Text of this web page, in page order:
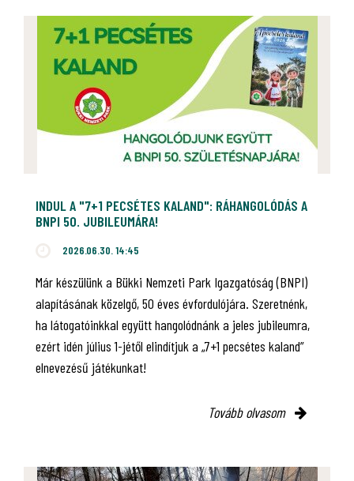
INDUL A "7+1 PECSÉTES KALAND": RÁHANGOLÓDÁS A
BNPI 50. JUBILEUMÁRA!
2026.06.30. 14:45
Már készülünk a Bükki Nemzeti Park Igazgatóság (BNPI)
alapításának közelgő, 50 éves évfordulójára. Szeretnénk,
ha látogatóinkkal együtt hangolódnánk a jeles jubileumra,
ezért idén július 1-jétől elindítjuk a „7+1 pecsétes kaland”
elnevezésű játékunkat!
Tovább olvasom